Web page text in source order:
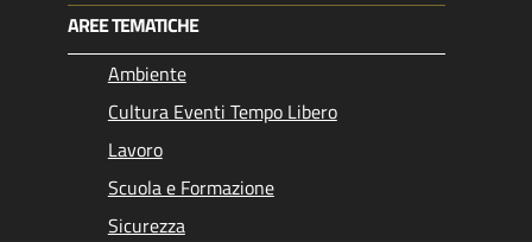
AREE TEMATICHE
Ambiente
Cultura Eventi Tempo Libero
Lavoro
Scuola e Formazione
Sicurezza